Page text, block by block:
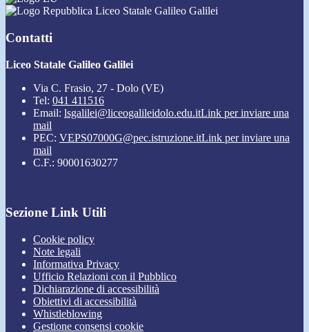
Liceo Statale Galileo Galilei
Contatti
Liceo Statale Galileo Galilei
Via C. Frasio, 27 - Dolo (VE)
Tel: 041 411516
Email: lsgalilei@liceogalileidolo.edu.itLink per inviare una
mail
PEC: VEPS07000G@pec.istruzione.itLink per inviare una
mail
C.F.: 90001630277
Sezione Link Utili
Cookie policy
Note legali
Informativa Privacy
Ufficio Relazioni con il Pubblico
Dichiarazione di accessibilità
Obiettivi di accessibilità
Whistleblowing
Gestione consensi cookie